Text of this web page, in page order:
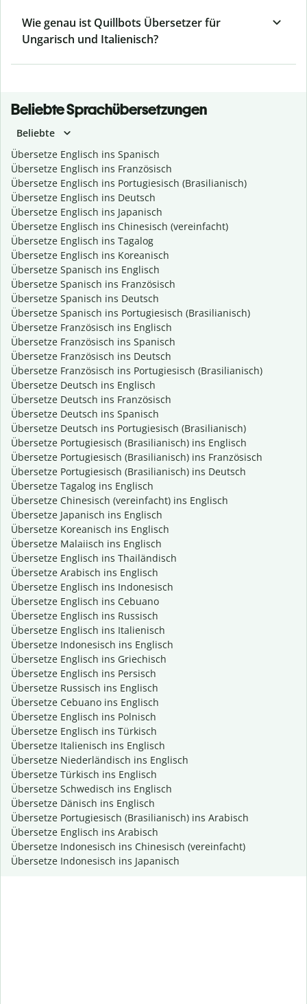
Wie genau ist Quillbots Übersetzer für
Ungarisch und Italienisch?
Beliebte Sprachübersetzungen
Beliebte
Übersetze Englisch ins Spanisch
Übersetze Englisch ins Französisch
Übersetze Englisch ins Portugiesisch (Brasilianisch)
Übersetze Englisch ins Deutsch
Übersetze Englisch ins Japanisch
Übersetze Englisch ins Chinesisch (vereinfacht)
Übersetze Englisch ins Tagalog
Übersetze Englisch ins Koreanisch
Übersetze Spanisch ins Englisch
Übersetze Spanisch ins Französisch
Übersetze Spanisch ins Deutsch
Übersetze Spanisch ins Portugiesisch (Brasilianisch)
Übersetze Französisch ins Englisch
Übersetze Französisch ins Spanisch
Übersetze Französisch ins Deutsch
Übersetze Französisch ins Portugiesisch (Brasilianisch)
Übersetze Deutsch ins Englisch
Übersetze Deutsch ins Französisch
Übersetze Deutsch ins Spanisch
Übersetze Deutsch ins Portugiesisch (Brasilianisch)
Übersetze Portugiesisch (Brasilianisch) ins Englisch
Übersetze Portugiesisch (Brasilianisch) ins Französisch
Übersetze Portugiesisch (Brasilianisch) ins Deutsch
Übersetze Tagalog ins Englisch
Übersetze Chinesisch (vereinfacht) ins Englisch
Übersetze Japanisch ins Englisch
Übersetze Koreanisch ins Englisch
Übersetze Malaiisch ins Englisch
Übersetze Englisch ins Thailändisch
Übersetze Arabisch ins Englisch
Übersetze Englisch ins Indonesisch
Übersetze Englisch ins Cebuano
Übersetze Englisch ins Russisch
Übersetze Englisch ins Italienisch
Übersetze Indonesisch ins Englisch
Übersetze Englisch ins Griechisch
Übersetze Englisch ins Persisch
Übersetze Russisch ins Englisch
Übersetze Cebuano ins Englisch
Übersetze Englisch ins Polnisch
Übersetze Englisch ins Türkisch
Übersetze Italienisch ins Englisch
Übersetze Niederländisch ins Englisch
Übersetze Türkisch ins Englisch
Übersetze Schwedisch ins Englisch
Übersetze Dänisch ins Englisch
Übersetze Portugiesisch (Brasilianisch) ins Arabisch
Übersetze Englisch ins Arabisch
Übersetze Indonesisch ins Chinesisch (vereinfacht)
Übersetze Indonesisch ins Japanisch